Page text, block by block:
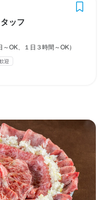
ッフ
OK、１日３時間～OK）
迎
、健康保険、労災保険）
喫煙専用室あり）
新卒歓迎
第二新卒歓迎
ア・ミドル活躍中
女性活躍中
カ(徒歩5分以内)
採用予定10名以上
オープニングスタッフ募集
者全員と面接
ッフとして、ご来店された
気の中で、笑顔でお客様
いただくお仕事です。
のお客様を接客します
進めていくため、個人の負
ご案内や配膳など、業務ご
めての方でも無理なく取り